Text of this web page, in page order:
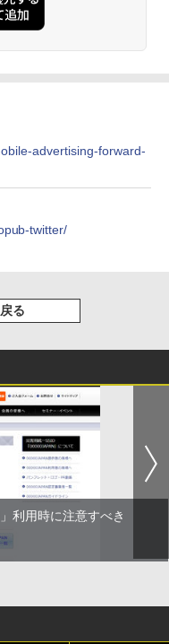
advertising-forward-
twitter/
る
利用時に注意すべき